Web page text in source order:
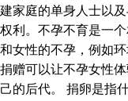
建家庭的单身人士以
权利。不孕不育是一
和女性的不孕，例如
捐赠可以让不孕女性
己的后代。 捐卵是指